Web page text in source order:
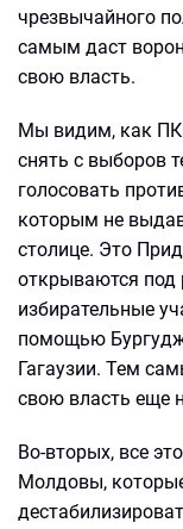
чрезвычайного
самым даст
свою власть.
Мы видим, как
снять с выборов
голосовать
которым не
столице. Это
открываются
избирательные
помощью
Гагаузии. Тем
свою власть еще
Во-вторых, все
Молдовы,